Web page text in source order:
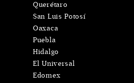
Querétaro
San Luis Potosí
Oaxaca
Puebla
Hidalgo
El Universal
Edomex